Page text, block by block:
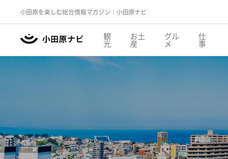
小田原を楽しむ総合情報マガジン｜小田原ナビ
観
光
お土
産
グル
メ
仕
事